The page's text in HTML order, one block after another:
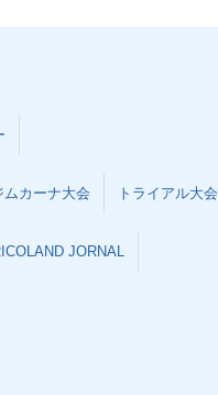
ムカーナ大会 トライアル大会
JORNAL